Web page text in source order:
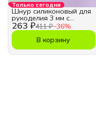
Только сегодня
263 ₽411 ₽−36%
Шнур силиконовый для
рукоделия 3 мм с
отверстием
В корзину